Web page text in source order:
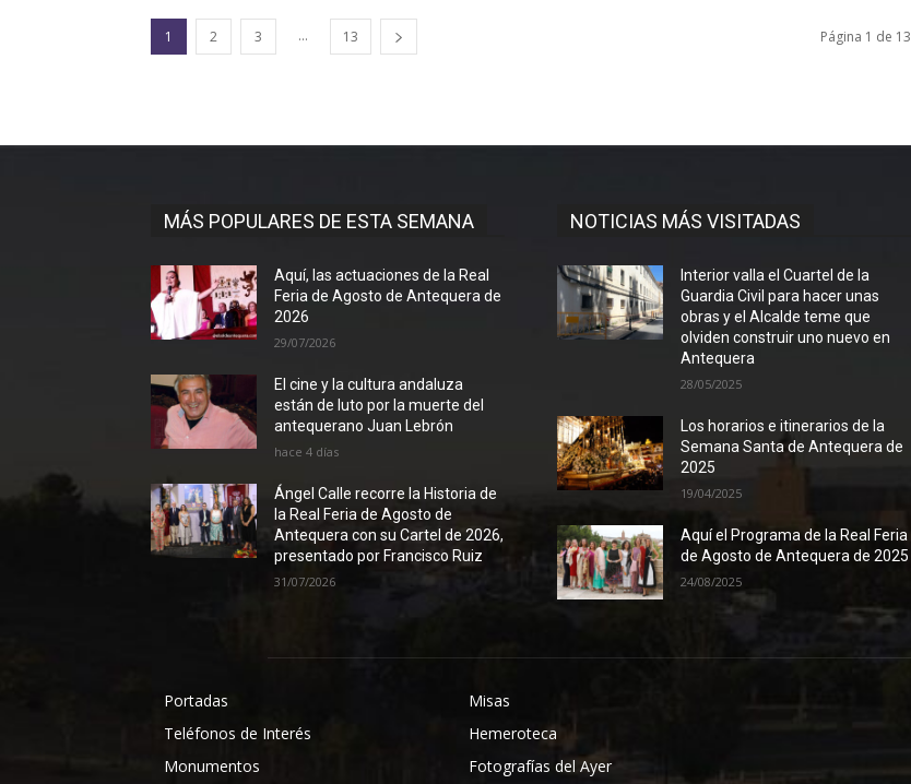
1 2 3 ... 13 Página 1 de 13
MÁS POPULARES DE ESTA SEMANA
Aquí, las actuaciones de la Real
Feria de Agosto de Antequera de
2026
29/07/2026
El cine y la cultura andaluza
están de luto por la muerte del
antequerano Juan Lebrón
hace 4 días
Ángel Calle recorre la Historia de
la Real Feria de Agosto de
Antequera con su Cartel de 2026,
presentado por Francisco Ruiz
31/07/2026
NOTICIAS MÁS VISITADAS
Interior valla el Cuartel de la
Guardia Civil para hacer unas
obras y el Alcalde teme que
olviden construir uno nuevo en
Antequera
28/05/2025
Los horarios e itinerarios de la
Semana Santa de Antequera de
2025
19/04/2025
Aquí el Programa de la Real Feria
de Agosto de Antequera de 2025
24/08/2025
Portadas
Teléfonos de Interés
Monumentos
Misas
Hemeroteca
Fotografías del Ayer